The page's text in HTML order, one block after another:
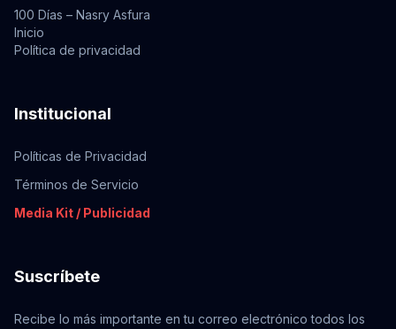
100 Días – Nasry Asfura
Inicio
Política de privacidad
Institucional
Políticas de Privacidad
Términos de Servicio
Media Kit / Publicidad
Suscríbete
Recibe lo más importante en tu correo electrónico todos los